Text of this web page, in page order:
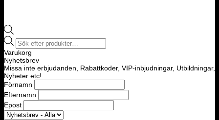
Products
search
Varukorg
Nyhetsbrev
Missa inte erbjudanden, Rabattkoder, VIP-inbjudningar, Utbildningar,
Nyheter etc!
Förnamn
Efternamn
Epost